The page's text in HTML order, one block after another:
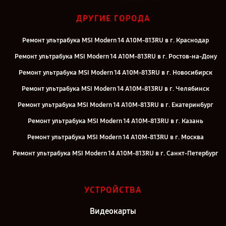
ДРУГИЕ ГОРОДА
Ремонт ультрабука MSI Modern 14 A10M-813RU в г. Краснодар
Ремонт ультрабука MSI Modern 14 A10M-813RU в г. Ростов-на-Дону
Ремонт ультрабука MSI Modern 14 A10M-813RU в г. Новосибирск
Ремонт ультрабука MSI Modern 14 A10M-813RU в г. Челябинск
Ремонт ультрабука MSI Modern 14 A10M-813RU в г. Екатеринбург
Ремонт ультрабука MSI Modern 14 A10M-813RU в г. Казань
Ремонт ультрабука MSI Modern 14 A10M-813RU в г. Москва
Ремонт ультрабука MSI Modern 14 A10M-813RU в г. Санкт-Петербург
УСТРОЙСТВА
Видеокарты